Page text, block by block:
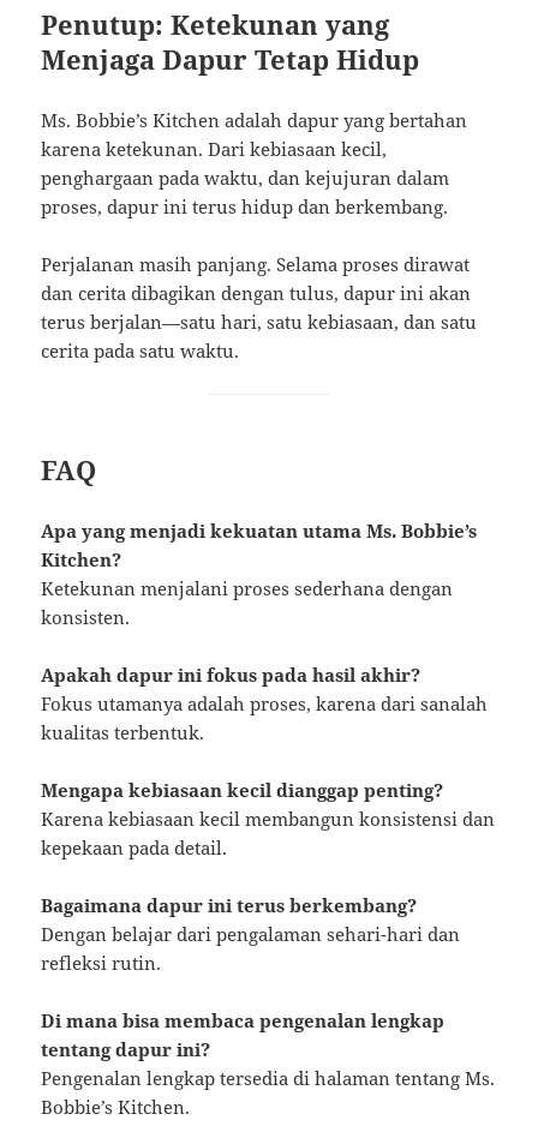
Penutup: Ketekunan yang
Menjaga Dapur Tetap Hidup
Ms. Bobbie’s Kitchen adalah dapur yang bertahan
karena ketekunan. Dari kebiasaan kecil,
penghargaan pada waktu, dan kejujuran dalam
proses, dapur ini terus hidup dan berkembang.
Perjalanan masih panjang. Selama proses dirawat
dan cerita dibagikan dengan tulus, dapur ini akan
terus berjalan—satu hari, satu kebiasaan, dan satu
cerita pada satu waktu.
FAQ
Apa yang menjadi kekuatan utama Ms. Bobbie’s
Kitchen?
Ketekunan menjalani proses sederhana dengan
konsisten.
Apakah dapur ini fokus pada hasil akhir?
Fokus utamanya adalah proses, karena dari sanalah
kualitas terbentuk.
Mengapa kebiasaan kecil dianggap penting?
Karena kebiasaan kecil membangun konsistensi dan
kepekaan pada detail.
Bagaimana dapur ini terus berkembang?
Dengan belajar dari pengalaman sehari-hari dan
refleksi rutin.
Di mana bisa membaca pengenalan lengkap
tentang dapur ini?
Pengenalan lengkap tersedia di halaman tentang Ms.
Bobbie’s Kitchen.